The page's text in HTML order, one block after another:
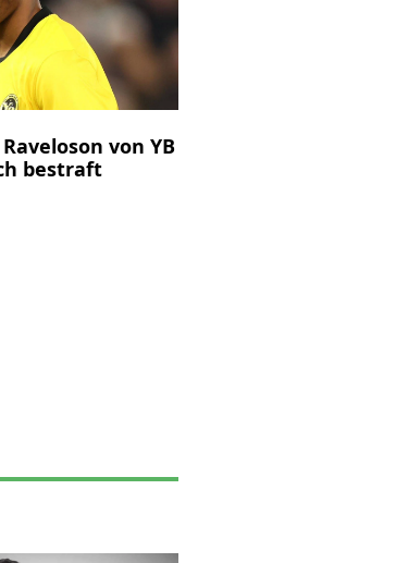
von YB
bestraft